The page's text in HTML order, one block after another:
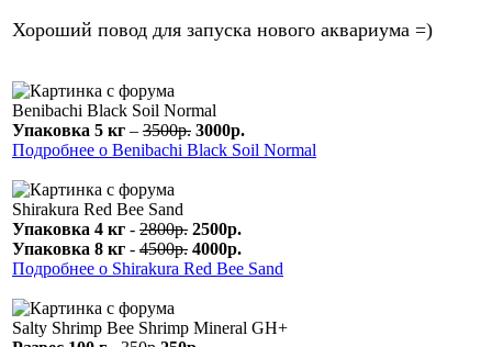
Хороший повод для запуска нового аквариума =)
Benibachi Black Soil Normal
Упаковка 5 кг – 3500р. 3000р.
Подробнее о Benibachi Black Soil Normal
Shirakura Red Bee Sand
Упаковка 4 кг - 2800р. 2500р.
Упаковка 8 кг - 4500р. 4000р.
Подробнее о Shirakura Red Bee Sand
Salty Shrimp Bee Shrimp Mineral GH+